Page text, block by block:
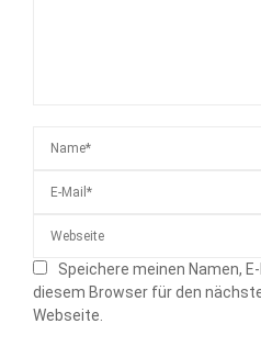
Speichere meinen Namen,
diesem Browser für den
Webseite.